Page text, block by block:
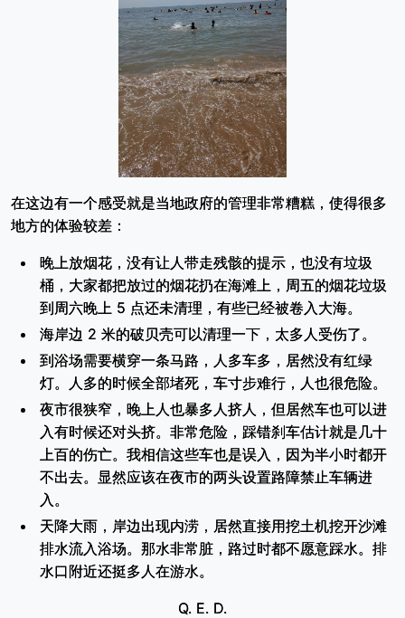
在这边有一个感受就是当地政府的管理非常糟糕，使得很多
地方的体验较差：
晚上放烟花，没有让人带走残骸的提示，也没有垃圾
桶，大家都把放过的烟花扔在海滩上，周五的烟花垃圾
到周六晚上 5 点还未清理，有些已经被卷入大海。
海岸边 2 米的破贝壳可以清理一下，太多人受伤了。
到浴场需要横穿一条马路，人多车多，居然没有红绿
灯。人多的时候全部堵死，车寸步难行，人也很危险。
夜市很狭窄，晚上人也暴多人挤人，但居然车也可以进
入有时候还对头挤。非常危险，踩错刹车估计就是几十
上百的伤亡。我相信这些车也是误入，因为半小时都开
不出去。显然应该在夜市的两头设置路障禁止车辆进
入。
天降大雨，岸边出现内涝，居然直接用挖土机挖开沙滩
排水流入浴场。那水非常脏，路过时都不愿意踩水。排
水口附近还挺多人在游水。
Q. E. D.